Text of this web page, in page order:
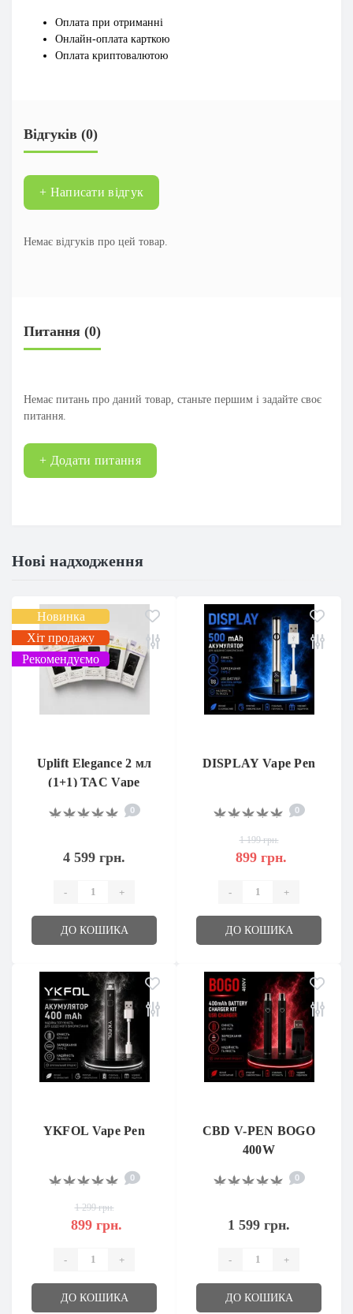
Оплата при отриманні
Онлайн-оплата карткою
Оплата криптовалютою
Відгуків (0)
+ Написати відгук
Немає відгуків про цей товар.
Питання (0)
Немає питань про даний товар, станьте першим і задайте своє
питання.
+ Додати питання
Нові надходження
Новинка
Хіт продажу
Рекомендуємо
Uplift Elegance 2 мл
(1+1) TAC Vape
0
4 599 грн.
- +
ДО КОШИКА
DISPLAY Vape Pen
0
1 199 грн.
899 грн.
- +
ДО КОШИКА
YKFOL Vape Pen
0
1 299 грн.
899 грн.
- +
ДО КОШИКА
CBD V-PEN BOGO
400W
0
1 599 грн.
- +
ДО КОШИКА